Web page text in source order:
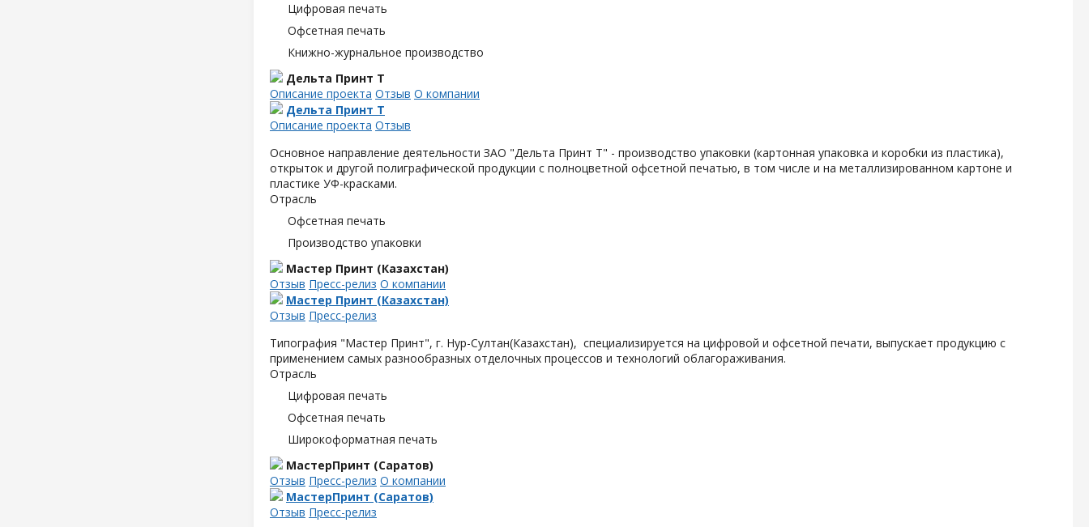
Цифровая печать
Офсетная печать
Книжно-журнальное производство
Дельта Принт Т
Описание проекта Отзыв О компании
Дельта Принт Т
Описание проекта Отзыв
Основное направление деятельности ЗАО "Дельта Принт Т" - производство упаковки (картонная упаковка и коробки из пластика),
открыток и другой полиграфической продукции с полноцветной офсетной печатью, в том числе и на металлизированном картоне и
пластике УФ-красками.
Отрасль
Офсетная печать
Производство упаковки
Мастер Принт (Казахстан)
Отзыв Пресс-релиз О компании
Мастер Принт (Казахстан)
Отзыв Пресс-релиз
Типография "Мастер Принт", г. Нур-Султан(Казахстан), специализируется на цифровой и офсетной печати, выпускает продукцию с
применением самых разнообразных отделочных процессов и технологий облагораживания.
Отрасль
Цифровая печать
Офсетная печать
Широкоформатная печать
МастерПринт (Саратов)
Отзыв Пресс-релиз О компании
МастерПринт (Саратов)
Отзыв Пресс-релиз